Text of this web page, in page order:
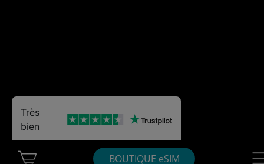
BOUTIQUE eSIM
Très
bien